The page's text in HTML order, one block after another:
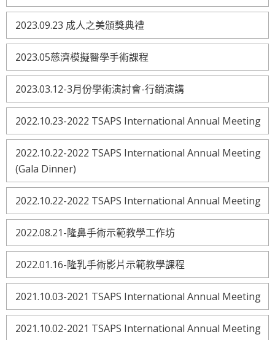
2023.09.23 成人之美頒獎典禮
2023.05慈濟模擬醫學手術課程
2023.03.12-3月份學術演討會-行銷演講
2022.10.23-2022 TSAPS International Annual Meeting
2022.10.22-2022 TSAPS International Annual Meeting
(Gala Dinner)
2022.10.22-2022 TSAPS International Annual Meeting
2022.08.21-隆鼻手術示範教學工作坊
2022.01.16-隆乳手術影片示範教學課程
2021.10.03-2021 TSAPS International Annual Meeting
2021.10.02-2021 TSAPS International Annual Meeting